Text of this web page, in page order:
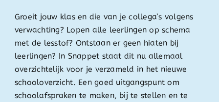
Groeit jouw klas en die van je collega’s volgens
verwachting? Lopen alle leerlingen op schema
met de lesstof? Ontstaan er geen hiaten bij
leerlingen? In Snappet staat dit nu allemaal
overzichtelijk voor je verzameld in het nieuwe
schooloverzicht. Een goed uitgangspunt om
schoolafspraken te maken, bij te stellen en te